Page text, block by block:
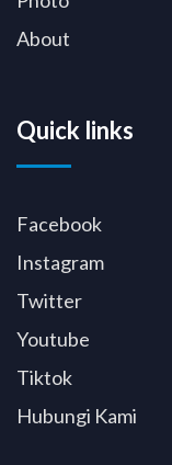
About
Quick links
Facebook
Instagram
Twitter
Youtube
Tiktok
Hubungi Kami